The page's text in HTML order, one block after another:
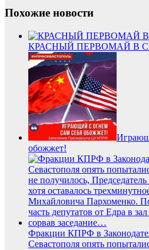
Похожие новости
КРАСНЫЙ ПЕРВОМАЙ В
обожжет!
Фракции КПРФ в
Севастополя опять